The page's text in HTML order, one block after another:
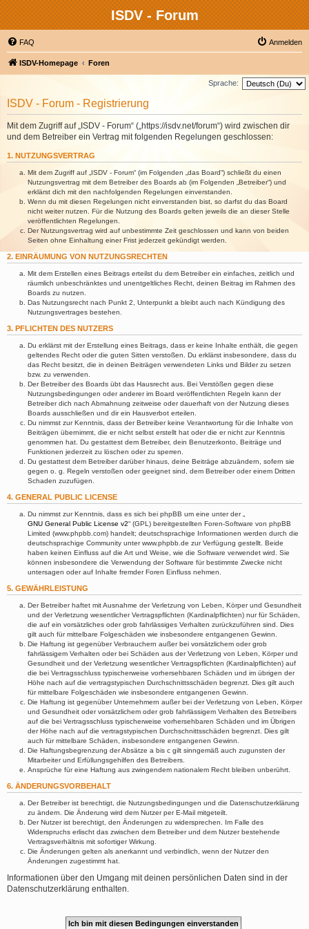
ISDV - Forum
FAQ Anmelden
ISDV-Homepage Foren
Sprache:
ISDV - Forum - Registrierung
Mit dem Zugriff auf „ISDV - Forum“ („https://isdv.net/forum“) wird zwischen dir
und dem Betreiber ein Vertrag mit folgenden Regelungen geschlossen:
1. NUTZUNGSVERTRAG
Mit dem Zugriff auf „ISDV - Forum“ (im Folgenden „das Board“) schließt du einen
Nutzungsvertrag mit dem Betreiber des Boards ab (im Folgenden „Betreiber“) und
erklärst dich mit den nachfolgenden Regelungen einverstanden.
Wenn du mit diesen Regelungen nicht einverstanden bist, so darfst du das Board
nicht weiter nutzen. Für die Nutzung des Boards gelten jeweils die an dieser Stelle
veröffentlichten Regelungen.
Der Nutzungsvertrag wird auf unbestimmte Zeit geschlossen und kann von beiden
Seiten ohne Einhaltung einer Frist jederzeit gekündigt werden.
2. EINRÄUMUNG VON NUTZUNGSRECHTEN
Mit dem Erstellen eines Beitrags erteilst du dem Betreiber ein einfaches, zeitlich und
räumlich unbeschränktes und unentgeltliches Recht, deinen Beitrag im Rahmen des
Boards zu nutzen.
Das Nutzungsrecht nach Punkt 2, Unterpunkt a bleibt auch nach Kündigung des
Nutzungsvertrages bestehen.
3. PFLICHTEN DES NUTZERS
Du erklärst mit der Erstellung eines Beitrags, dass er keine Inhalte enthält, die gegen
geltendes Recht oder die guten Sitten verstoßen. Du erklärst insbesondere, dass du
das Recht besitzt, die in deinen Beiträgen verwendeten Links und Bilder zu setzen
bzw. zu verwenden.
Der Betreiber des Boards übt das Hausrecht aus. Bei Verstößen gegen diese
Nutzungsbedingungen oder anderer im Board veröffentlichten Regeln kann der
Betreiber dich nach Abmahnung zeitweise oder dauerhaft von der Nutzung dieses
Boards ausschließen und dir ein Hausverbot erteilen.
Du nimmst zur Kenntnis, dass der Betreiber keine Verantwortung für die Inhalte von
Beiträgen übernimmt, die er nicht selbst erstellt hat oder die er nicht zur Kenntnis
genommen hat. Du gestattest dem Betreiber, dein Benutzerkonto, Beiträge und
Funktionen jederzeit zu löschen oder zu sperren.
Du gestattest dem Betreiber darüber hinaus, deine Beiträge abzuändern, sofern sie
gegen o. g. Regeln verstoßen oder geeignet sind, dem Betreiber oder einem Dritten
Schaden zuzufügen.
4. GENERAL PUBLIC LICENSE
Du nimmst zur Kenntnis, dass es sich bei phpBB um eine unter der „
GNU General Public License v2“ (GPL) bereitgestellten Foren-Software von phpBB
Limited (www.phpbb.com) handelt; deutschsprachige Informationen werden durch die
deutschsprachige Community unter www.phpbb.de zur Verfügung gestellt. Beide
haben keinen Einfluss auf die Art und Weise, wie die Software verwendet wird. Sie
können insbesondere die Verwendung der Software für bestimmte Zwecke nicht
untersagen oder auf Inhalte fremder Foren Einfluss nehmen.
5. GEWÄHRLEISTUNG
Der Betreiber haftet mit Ausnahme der Verletzung von Leben, Körper und Gesundheit
und der Verletzung wesentlicher Vertragspflichten (Kardinalpflichten) nur für Schäden,
die auf ein vorsätzliches oder grob fahrlässiges Verhalten zurückzuführen sind. Dies
gilt auch für mittelbare Folgeschäden wie insbesondere entgangenen Gewinn.
Die Haftung ist gegenüber Verbrauchern außer bei vorsätzlichem oder grob
fahrlässigem Verhalten oder bei Schäden aus der Verletzung von Leben, Körper und
Gesundheit und der Verletzung wesentlicher Vertragspflichten (Kardinalpflichten) auf
die bei Vertragsschluss typischerweise vorhersehbaren Schäden und im übrigen der
Höhe nach auf die vertragstypischen Durchschnittsschäden begrenzt. Dies gilt auch
für mittelbare Folgeschäden wie insbesondere entgangenen Gewinn.
Die Haftung ist gegenüber Unternehmern außer bei der Verletzung von Leben, Körper
und Gesundheit oder vorsätzlichem oder grob fahrlässigem Verhalten des Betreibers
auf die bei Vertragsschluss typischerweise vorhersehbaren Schäden und im Übrigen
der Höhe nach auf die vertragstypischen Durchschnittsschäden begrenzt. Dies gilt
auch für mittelbare Schäden, insbesondere entgangenen Gewinn.
Die Haftungsbegrenzung der Absätze a bis c gilt sinngemäß auch zugunsten der
Mitarbeiter und Erfüllungsgehilfen des Betreibers.
Ansprüche für eine Haftung aus zwingendem nationalem Recht bleiben unberührt.
6. ÄNDERUNGSVORBEHALT
Der Betreiber ist berechtigt, die Nutzungsbedingungen und die Datenschutzerklärung
zu ändern. Die Änderung wird dem Nutzer per E-Mail mitgeteilt.
Der Nutzer ist berechtigt, den Änderungen zu widersprechen. Im Falle des
Widerspruchs erlischt das zwischen dem Betreiber und dem Nutzer bestehende
Vertragsverhältnis mit sofortiger Wirkung.
Die Änderungen gelten als anerkannt und verbindlich, wenn der Nutzer den
Änderungen zugestimmt hat.
Informationen über den Umgang mit deinen persönlichen Daten sind in der
Datenschutzerklärung enthalten.